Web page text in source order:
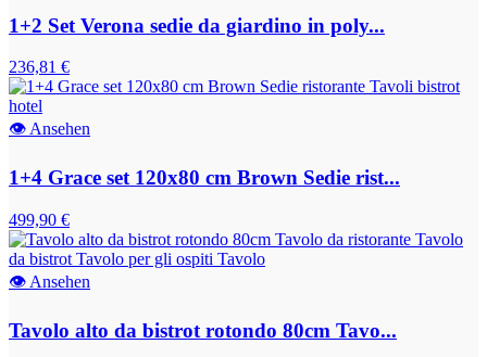
1+2 Set Verona sedie da giardino in poly...
236,81 €
👁 Ansehen
1+4 Grace set 120x80 cm Brown Sedie rist...
499,90 €
👁 Ansehen
Tavolo alto da bistrot rotondo 80cm Tavo...